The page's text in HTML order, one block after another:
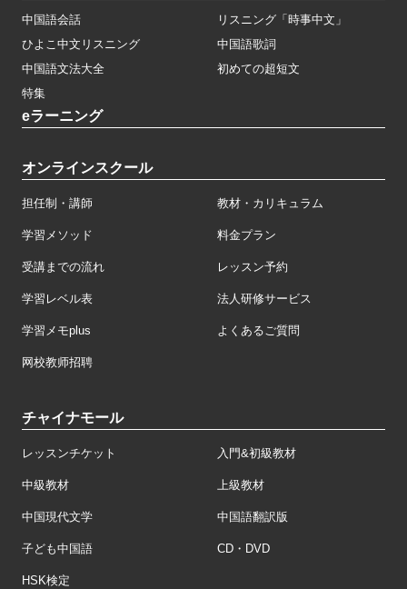
中国語会話
リスニング「時事中文」
ひよこ中文リスニング
中国語歌詞
中国語文法大全
初めての超短文
特集
eラーニング
オンラインスクール
担任制・講師 教材・カリキュラム
学習メソッド 料金プラン
受講までの流れ レッスン予約
学習レベル表 法人研修サービス
学習メモplus よくあるご質問
网校教师招聘
チャイナモール
レッスンチケット 入門&初級教材
中級教材 上級教材
中国現代文学 中国語翻訳版
子ども中国語 CD・DVD
HSK検定